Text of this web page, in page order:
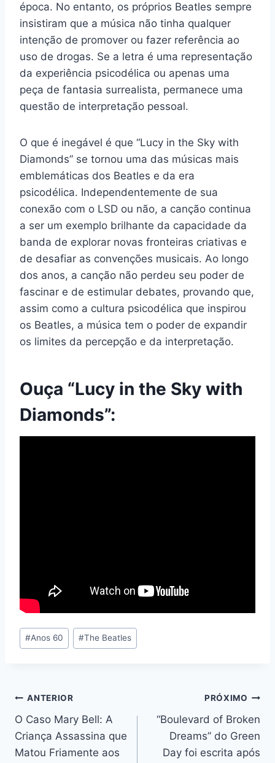
época. No entanto, os próprios Beatles sempre
insistiram que a música não tinha qualquer
intenção de promover ou fazer referência ao
uso de drogas. Se a letra é uma representação
da experiência psicodélica ou apenas uma
peça de fantasia surrealista, permanece uma
questão de interpretação pessoal.
O que é inegável é que “Lucy in the Sky with
Diamonds” se tornou uma das músicas mais
emblemáticas dos Beatles e da era
psicodélica. Independentemente de sua
conexão com o LSD ou não, a canção continua
a ser um exemplo brilhante da capacidade da
banda de explorar novas fronteiras criativas e
de desafiar as convenções musicais. Ao longo
dos anos, a canção não perdeu seu poder de
fascinar e de estimular debates, provando que,
assim como a cultura psicodélica que inspirou
os Beatles, a música tem o poder de expandir
os limites da percepção e da interpretação.
Ouça “Lucy in the Sky with
Diamonds”:
Tags
do
#Anos 60 #The Beatles
Navegação
de
Post
ANTERIOR
O Caso Mary Bell: A
Criança Assassina que
Matou Friamente aos
PRÓXIMO
“Boulevard of Broken
Dreams” do Green
Day foi escrita após